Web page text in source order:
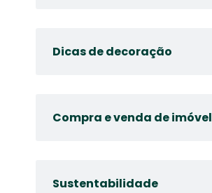
Dicas de decoração
Compra e venda de imóvel
Sustentabilidade